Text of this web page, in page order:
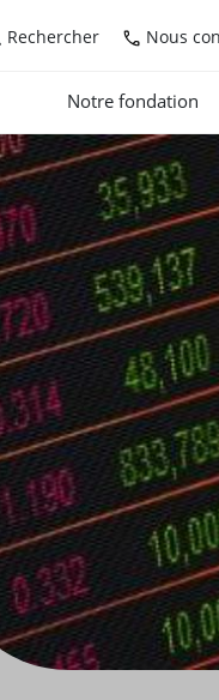
Rechercher Nous
Notre fondation